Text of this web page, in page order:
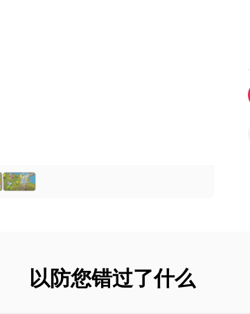
以防您错过了什么